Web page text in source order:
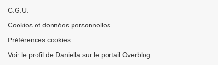
C.G.U.
Cookies et données personnelles
Préférences cookies
Voir le profil de Daniella sur le portail Overblog